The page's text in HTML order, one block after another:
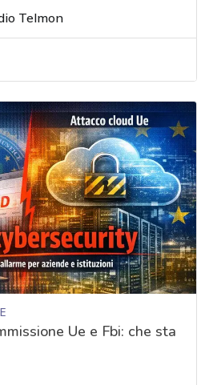
Telmon
Ue e Fbi: che sta